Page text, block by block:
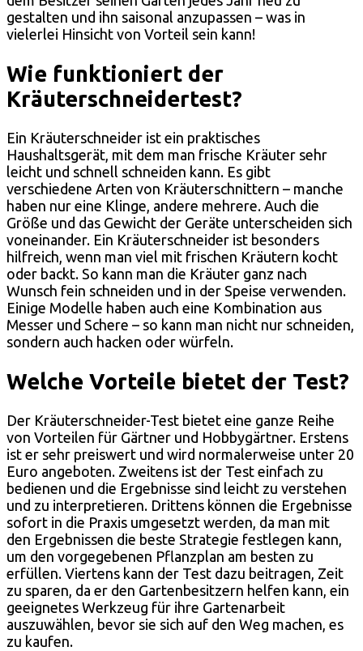
gestalten und ihn saisonal anzupassen – was in
vielerlei Hinsicht von Vorteil sein kann!
Wie funktioniert der
Kräuterschneidertest?
Ein Kräuterschneider ist ein praktisches
Haushaltsgerät, mit dem man frische Kräuter sehr
leicht und schnell schneiden kann. Es gibt
verschiedene Arten von Kräuterschnittern – manche
haben nur eine Klinge, andere mehrere. Auch die
Größe und das Gewicht der Geräte unterscheiden sich
voneinander. Ein Kräuterschneider ist besonders
hilfreich, wenn man viel mit frischen Kräutern kocht
oder backt. So kann man die Kräuter ganz nach
Wunsch fein schneiden und in der Speise verwenden.
Einige Modelle haben auch eine Kombination aus
Messer und Schere – so kann man nicht nur schneiden,
sondern auch hacken oder würfeln.
Welche Vorteile bietet der Test?
Der Kräuterschneider-Test bietet eine ganze Reihe
von Vorteilen für Gärtner und Hobbygärtner. Erstens
ist er sehr preiswert und wird normalerweise unter 20
Euro angeboten. Zweitens ist der Test einfach zu
bedienen und die Ergebnisse sind leicht zu verstehen
und zu interpretieren. Drittens können die Ergebnisse
sofort in die Praxis umgesetzt werden, da man mit
den Ergebnissen die beste Strategie festlegen kann,
um den vorgegebenen Pflanzplan am besten zu
erfüllen. Viertens kann der Test dazu beitragen, Zeit
zu sparen, da er den Gartenbesitzern helfen kann, ein
geeignetes Werkzeug für ihre Gartenarbeit
auszuwählen, bevor sie sich auf den Weg machen, es
zu kaufen.